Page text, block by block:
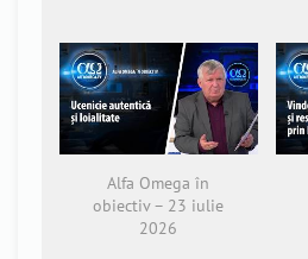
Alfa Omega în
obiectiv – 23 iulie
2026